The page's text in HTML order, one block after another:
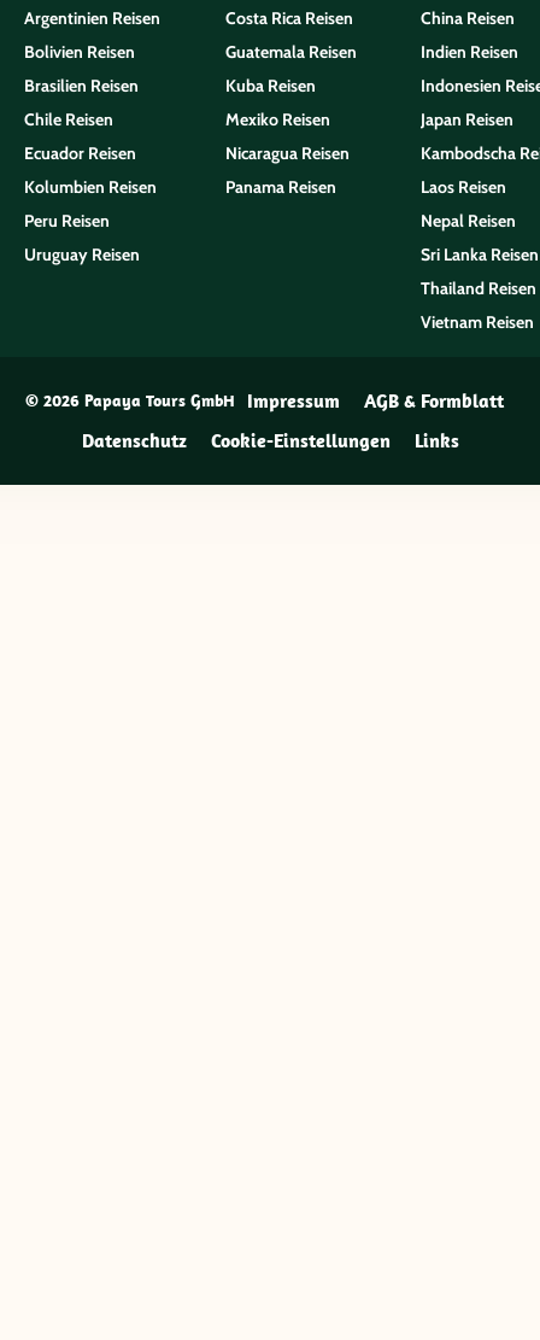
Argentinien Reisen
Bolivien Reisen
Brasilien Reisen
Chile Reisen
Ecuador Reisen
Kolumbien Reisen
Peru Reisen
Uruguay Reisen
Costa Rica Reisen
Guatemala Reisen
Kuba Reisen
Mexiko Reisen
Nicaragua Reisen
Panama Reisen
China Reisen
Indien Reisen
Indonesien
Japan Reisen
Kambodscha
Laos Reisen
Nepal Reisen
Sri Lanka Reisen
Thailand Reisen
Vietnam Reisen
© 2026 Papaya Tours GmbH Impressum
AGB & Formblatt
Datenschutz
Cookie-Einstellungen Links